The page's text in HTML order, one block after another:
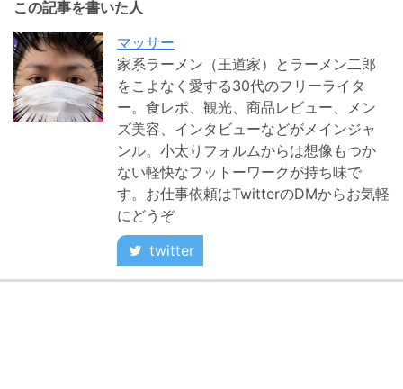
この記事を書いた人
マッサー
家系ラーメン（王道家）とラーメン二郎
をこよなく愛する30代のフリーライタ
ー。食レポ、観光、商品レビュー、メン
ズ美容、インタビューなどがメインジャ
ンル。小太りフォルムからは想像もつか
ない軽快なフットーワークが持ち味で
す。お仕事依頼はTwitterのDMからお気軽
にどうぞ
twitter